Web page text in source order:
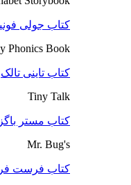
کتاب جولی
Phonics Book
کتاب تاینی تالک
Tiny Talk
کتاب مستر باگز
Mr. Bug's
کتاب فرست